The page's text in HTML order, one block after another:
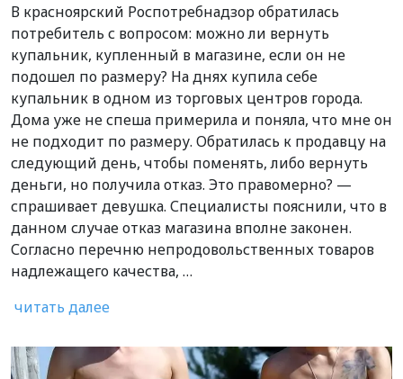
В красноярский Роспотребнадзор обратилась
потребитель с вопросом: можно ли вернуть
купальник, купленный в магазине, если он не
подошел по размеру? На днях купила себе
купальник в одном из торговых центров города.
Дома уже не спеша примерила и поняла, что мне он
не подходит по размеру. Обратилась к продавцу на
следующий день, чтобы поменять, либо вернуть
деньги, но получила отказ. Это правомерно? —
спрашивает девушка. Специалисты пояснили, что в
данном случае отказ магазина вполне законен.
Согласно перечню непродовольственных товаров
надлежащего качества, …
читать далее